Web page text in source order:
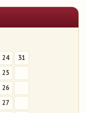
24
31
25
26
27